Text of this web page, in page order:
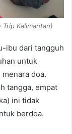
Kalimantan)
ibu dari tangguh
untuk
doa.
tangga, empat
ini tidak
berdoa.